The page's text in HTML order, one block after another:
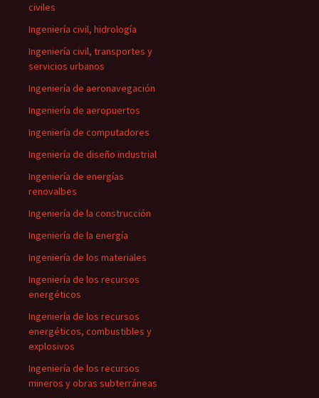
civiles
Ingeniería civil, hidrología
Ingeniería civil, transportes y
servicios urbanos
Ingeniería de aeronavegación
Ingeniería de aeropuertos
Ingeniería de computadores
Ingeniería de diseño industrial
Ingeniería de energías
renovalbes
Ingeniería de la construcción
Ingeniería de la energía
Ingeniería de los materiales
Ingeniería de los recursos
energéticos
Ingeniería de los recursos
energéticos, combustibles y
explosivos
Ingeniería de los recursos
mineros y obras subterráneas